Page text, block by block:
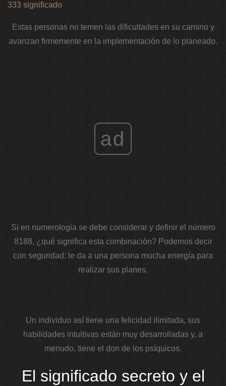
333 significado
Estas personas no temen las dificultades en su camino y
avanzan firmemente en la implementación de lo planeado.
ad
Si en numerología se debe considerar y definir el número
8188, ¿qué significa esta combinación? Podemos decir
con seguridad: le da a una persona mucha energía para
realizar sus planes.
Un individuo así tiene una felicidad ilimitada, sus
habilidades intuitivas están muy desarrolladas y, a
menudo, tiene el don de los psíquicos.
El significado secreto y el